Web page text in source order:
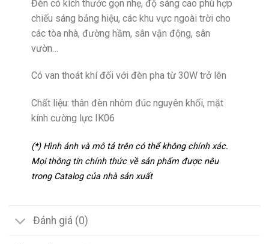
Đèn có kích thước gọn nhẹ, độ sáng cao phù hợp
chiếu sáng bảng hiệu, các khu vực ngoài trời cho
các tòa nhà, đường hầm, sân vận động, sân
vườn…
Có van thoát khí đối với đèn pha từ 30W trở lên
Chất liệu: thân đèn nhôm đúc nguyên khối, mặt
kính cường lực IK06
(*) Hình ảnh và mô tả trên có thể không chính xác.
Mọi thông tin chính thức về sản phẩm được nêu
trong Catalog của nhà sản xuất
Đánh giá (0)